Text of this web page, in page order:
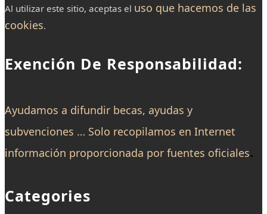
Al utilizar este sitio, aceptas el uso que hacemos de las
cookies.
Exención De Responsabilidad:
Ayudamos a difundir becas, ayudas y
subvenciones … Solo recopilamos en Internet
información proporcionada por fuentes oficiales.
Categories